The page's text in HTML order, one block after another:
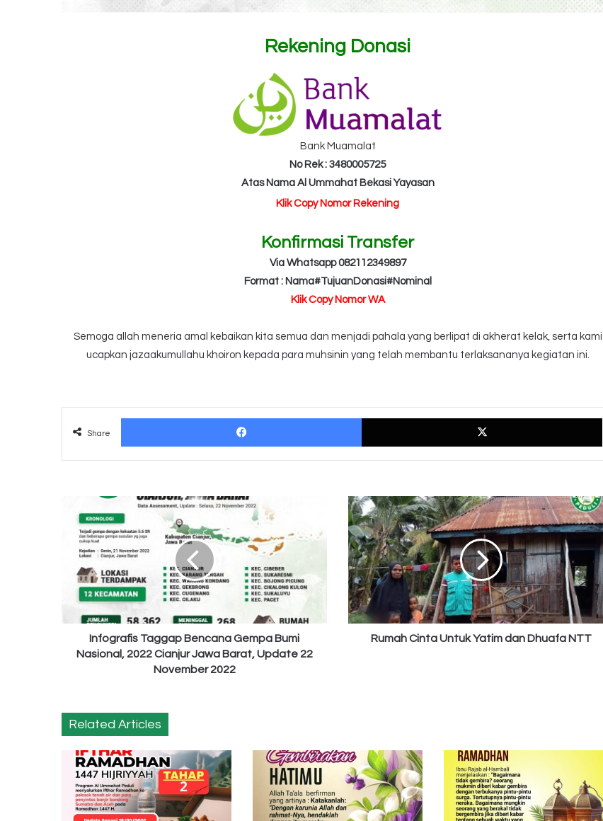
Rekening Donasi
Bank Muamalat
No Rek : 3480005725
Atas Nama Al Ummahat Bekasi Yayasan
Klik Copy Nomor Rekening
Konfirmasi Transfer
Via Whatsapp 082112349897
Format : Nama#TujuanDonasi#Nominal
Klik Copy Nomor WA
Semoga allah meneria amal kebaikan kita semua dan menjadi pahala yang berlipat di akherat kelak, serta kami
ucapkan jazaakumullahu khoiron kepada para muhsinin yang telah membantu terlaksananya kegiatan ini.
Share
Facebook X
Taggap
Bencana
Gempa
Nasional,
2022
Cianjur
Jawa
Update
Infografis Taggap Bencana Gempa Bumi
Nasional, 2022 Cianjur Jawa Barat, Update 22
November 2022
Rumah
Cinta
Untuk
Yatim
dan
Dhuafa
NTT
Rumah Cinta Untuk Yatim dan Dhuafa NTT
Related Articles